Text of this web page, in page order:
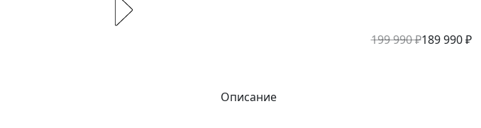
199 990 ₽189 990 ₽
Описание